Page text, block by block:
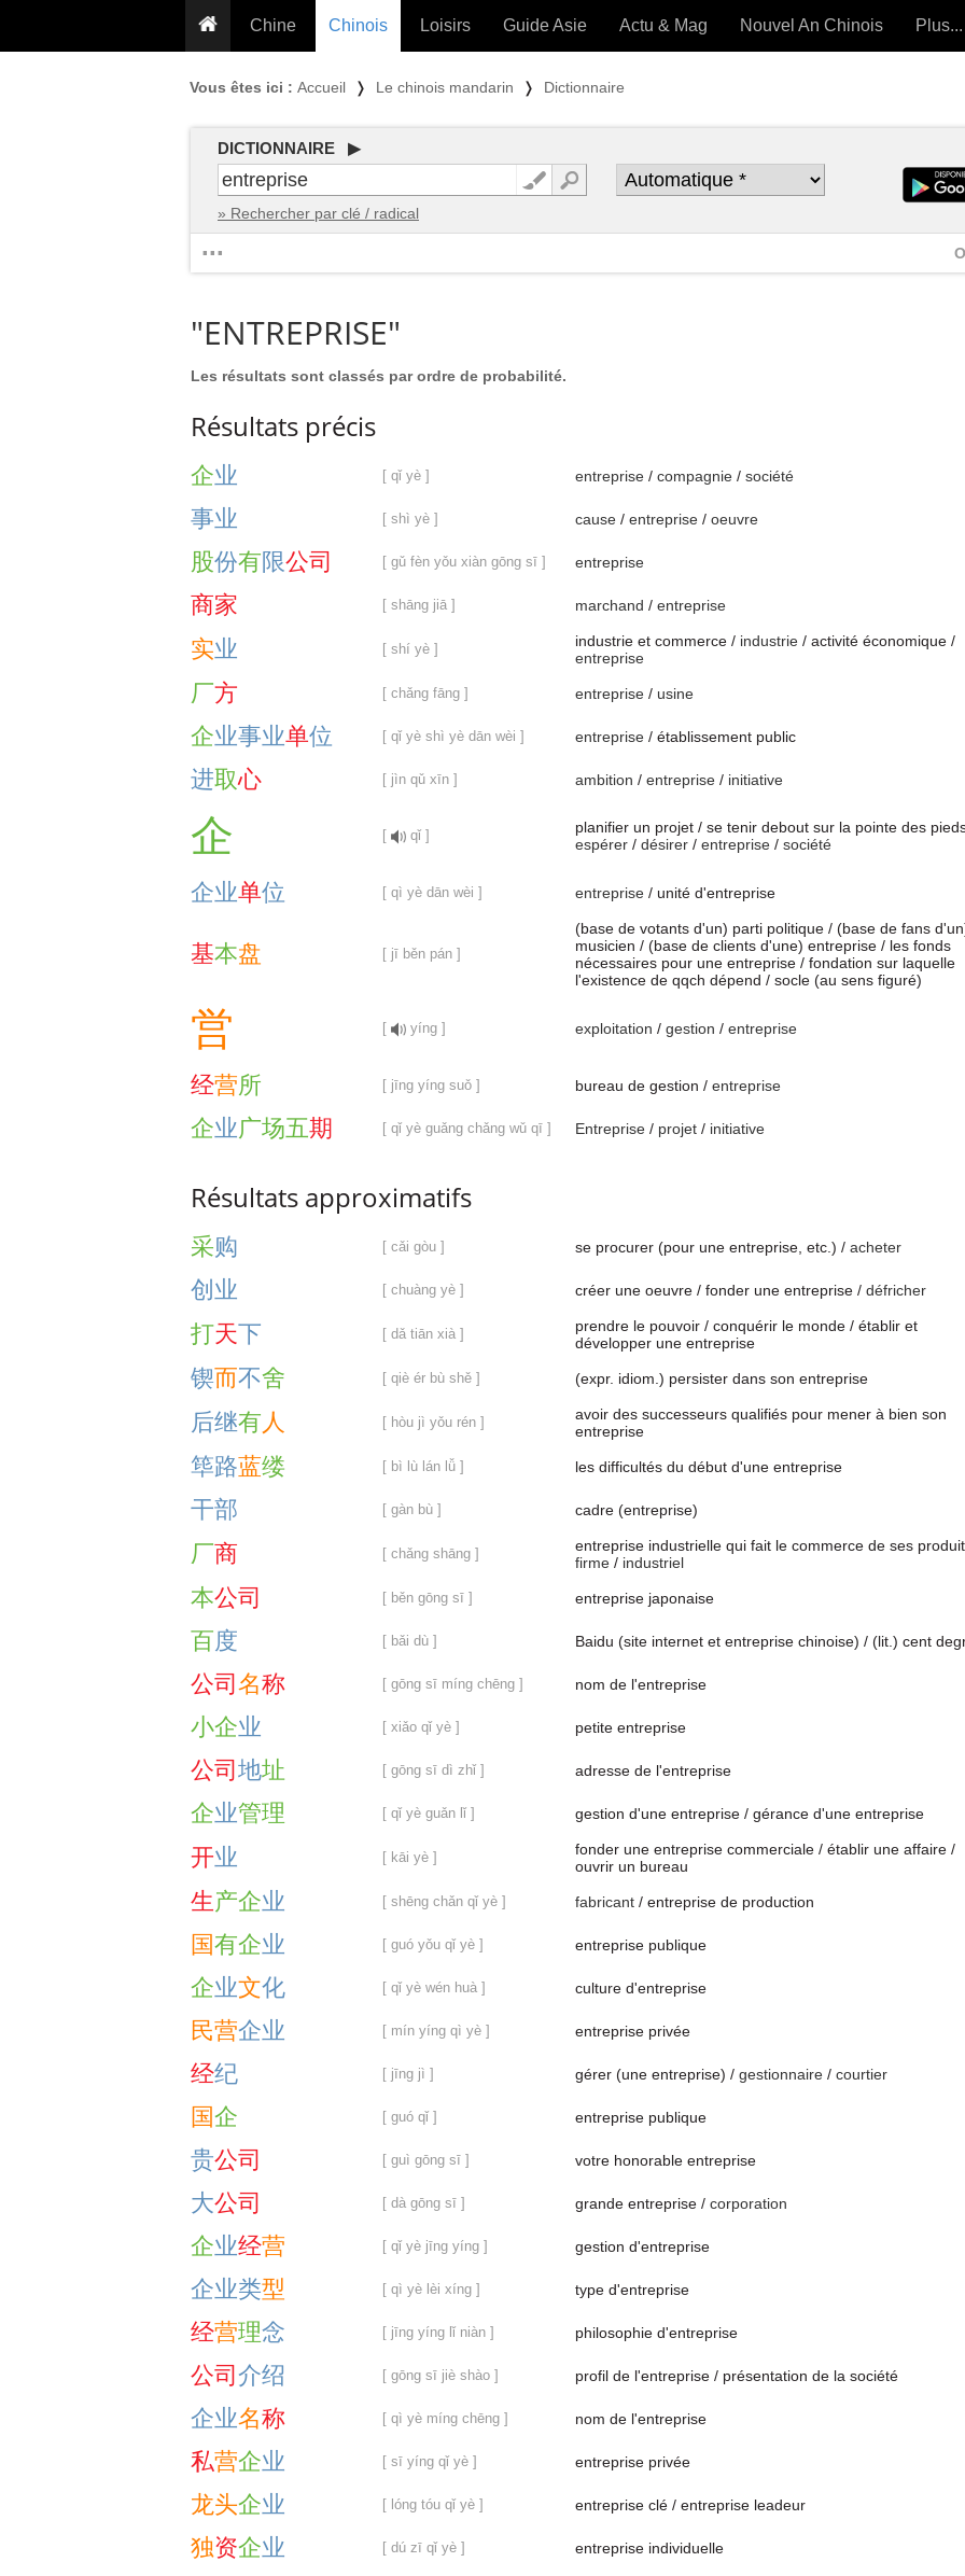
Chine
Conseils voyageurs
Plantes médicinales
Proverbes
Calendrier en ligne
Chinois
Grammaire
Exos & Flashcards
Loisirs
PLUS (24 OUTILS) »
Guide Asie Actu & Mag Nouvel An Chinois Plus...
Vous êtes ici : Accueil ❭ Le chinois mandarin ❭ Dictionnaire
DICTIONNAIRE ▶
» Rechercher par clé / radical
...
"ENTREPRISE"
Les résultats sont classés par ordre de probabilité.
Résultats précis
企业 [ qǐ yè ] entreprise / compagnie / société
事业 [ shì yè ] cause / entreprise / oeuvre
股份有限公司 [ gǔ fèn yǒu xiàn gōng sī ] entreprise
商家 [ shāng jiā ] marchand / entreprise
实业 [ shí yè ] industrie et commerce / industrie / activité économique /
entreprise
厂方 [ chǎng fāng ] entreprise / usine
企业事业单位 [ qǐ yè shì yè dān wèi ] entreprise / établissement public
进取心 [ jìn qǔ xīn ] ambition / entreprise / initiative
企 [ qǐ ]
planifier un projet / se tenir debout sur la pointe des
espérer / désirer / entreprise / société
企业单位 [ qì yè dān wèi ] entreprise / unité d'entreprise
基本盘 [ jī běn pán ]
(base de votants d'un) parti politique / (base de fans
musicien / (base de clients d'une) entreprise / les fonds
nécessaires pour une entreprise / fondation sur laquelle
l'existence de qqch dépend / socle (au sens figuré)
営 [ yíng ] exploitation / gestion / entreprise
经营所 [ jīng yíng suǒ ] bureau de gestion / entreprise
企业广场五期 [ qǐ yè guǎng chǎng wǔ qī ] Entreprise / projet / initiative
Résultats approximatifs
采购 [ cǎi gòu ] se procurer (pour une entreprise, etc.) / acheter
创 业 [ chuàng yè ] créer une oeuvre / fonder une entreprise / défricher
打天下 [ dǎ tiān xià ]
prendre le pouvoir / conquérir le monde / établir et
développer une entreprise
锲而不舍 [ qiè ér bù shě ] (expr. idiom.) persister dans son entreprise
后继有人 [ hòu jì yǒu rén ]
avoir des successeurs qualifiés pour mener à bien son
entreprise
筚路蓝缕 [ bì lù lán lǚ ] les difficultés du début d'une entreprise
干部 [ gàn bù ] cadre (entreprise)
厂商 [ chǎng shāng ]
entreprise industrielle qui fait le commerce de ses
firme / industriel
本公司 [ běn gōng sī ] entreprise japonaise
百度 [ bǎi dù ] Baidu (site internet et entreprise chinoise) / (lit.) cent
公司 名称 [ gōng sī míng chēng ] nom de l'entreprise
小企业 [ xiǎo qǐ yè ] petite entreprise
公司 地址 [ gōng sī dì zhǐ ] adresse de l'entreprise
企业管理 [ qǐ yè guǎn lǐ ] gestion d'une entreprise / gérance d'une entreprise
开业 [ kāi yè ]
fonder une entreprise commerciale / établir une affaire /
ouvrir un bureau
生产企业 [ shēng chǎn qǐ yè ] fabricant / entreprise de production
国有企业 [ guó yǒu qǐ yè ] entreprise publique
企业文化 [ qǐ yè wén huà ] culture d'entreprise
民营企业 [ mín yíng qì yè ] entreprise privée
经纪 [ jīng jì ] gérer (une entreprise) / gestionnaire / courtier
国企 [ guó qǐ ] entreprise publique
贵公司 [ guì gōng sī ] votre honorable entreprise
大公司 [ dà gōng sī ] grande entreprise / corporation
企业经营 [ qǐ yè jīng yíng ] gestion d'entreprise
企业类型 [ qì yè lèi xíng ] type d'entreprise
经营理念 [ jīng yíng lǐ niàn ] philosophie d'entreprise
公司 介绍 [ gōng sī jiè shào ] profil de l'entreprise / présentation de la société
企业名称 [ qì yè míng chēng ] nom de l'entreprise
私营企业 [ sī yíng qǐ yè ] entreprise privée
龙头企业 [ lóng tóu qǐ yè ] entreprise clé / entreprise leadeur
独资企业 [ dú zī qǐ yè ] entreprise individuelle